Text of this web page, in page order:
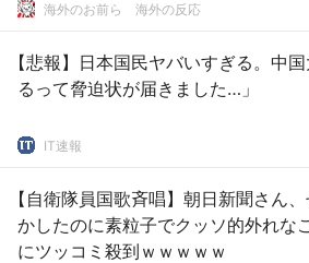
海外のお前ら 海外の反応
【悲報】日本国民ヤバいすぎる。中
るって脅迫状が届きました…」
IT速報
【自衛隊員国歌斉唱】朝日新聞さん
かしたのに素粒子でクッソ的外れな
にツッコミ殺到ｗｗｗｗｗ